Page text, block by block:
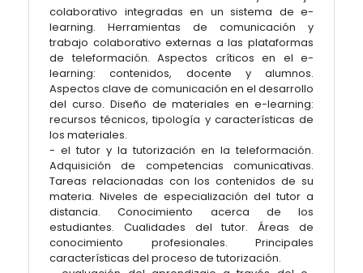
colaborativo integradas en un sistema de e-
learning. Herramientas de comunicación y
trabajo colaborativo externas a las plataformas
de teleformación. Aspectos críticos en el e-
learning: contenidos, docente y alumnos.
Aspectos clave de comunicación en el desarrollo
del curso. Diseño de materiales en e-learning:
recursos técnicos, tipología y características de
los materiales.
- el tutor y la tutorización en la teleformación.
Adquisición de competencias comunicativas.
Tareas relacionadas con los contenidos de su
materia. Niveles de especialización del tutor a
distancia. Conocimiento acerca de los
estudiantes. Cualidades del tutor. Áreas de
conocimiento profesionales. Principales
características del proceso de tutorización.